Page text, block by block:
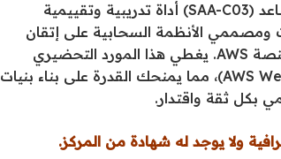
يعد الاختبار التجريبي لشهادة مهندس حلول معتمد من AWS – المستوى المساعد (SAA-C03) أداة تدريبية وتقييمية
الأنظمة السحابية على إتقان
مهارات تصميم حلول سحابية مبتكرة ومحسنة من حيث التكلفة والأداء على منصة AWS. يغطي هذا المورد التحضيري
المتميز ركائز إطار عمل AWS المعماري المتميز (AWS Well-Architected Framework)، مما يمنحك القدرة على بناء بنيات
بكل ثقة واقتدار.
ولا يوجد له شهادة من المركز.